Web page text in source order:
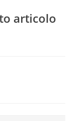
articolo